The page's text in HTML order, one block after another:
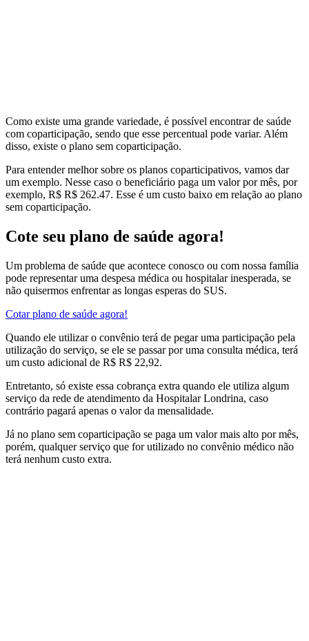
Como existe uma grande variedade, é possível encontrarde saúde
com coparticipação, sendo que esse percentual pode variar. Além
disso, existe o plano sem coparticipação.
Para entender melhor sobre os planos coparticipativos, vamos dar
um exemplo. Nesse caso o beneficiário paga um valor por mês, por
exemplo, R$ R$ 262.47. Esse é um custo baixo em relação ao plano
sem coparticipação.
Cote seu plano de saúde agora!
Um problema de saúde que acontece conosco ou com nossa família
pode representar uma despesa médica ou hospitalar inesperada, se
não quisermos enfrentar as longas esperas do SUS.
Cotar plano de saúde agora!
Quando ele utilizar o convênio terá de pegar uma participação pela
utilização do serviço, se ele se passar por uma consulta médica, terá
um custo adicional de R$ R$ 22,92.
Entretanto, só existe essa cobrança extra quando ele utiliza algum
serviço da rede de atendimento da Hospitalar Londrina, caso
contrário pagará apenas o valor da mensalidade.
Já no plano sem coparticipação se paga um valor mais alto por mês,
porém, qualquer serviço que for utilizado no convênio médico não
terá nenhum custo extra.